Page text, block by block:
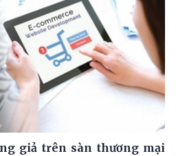
giả trên sàn thương mại